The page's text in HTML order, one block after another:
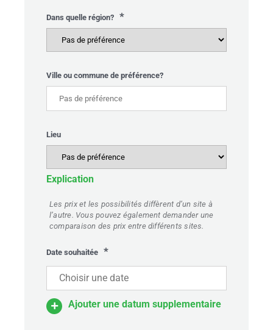
Dans quelle région? *
Ville ou commune de préférence?
Lieu
Explication
Les prix et les possibilités diffèrent d’un site à
l’autre. Vous pouvez également demander une
comparaison des prix entre différents sites.
Date souhaitée *
Ajouter une datum supplementaire